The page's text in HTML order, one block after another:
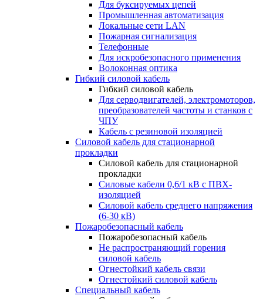
Для буксируемых цепей
Промышленная автоматизация
Локальные сети LAN
Пожарная сигнализация
Телефонные
Для искробезопасного применения
Волоконная оптика
Гибкий силовой кабель
Гибкий силовой кабель
Для серводвигателей, электромоторов,
преобразователей частоты и станков с
ЧПУ
Кабель с резиновой изоляцией
Силовой кабель для стационарной
прокладки
Силовой кабель для стационарной
прокладки
Силовые кабели 0,6/1 кВ с ПВХ-
изоляцией
Силовой кабель среднего напряжения
(6-30 кВ)
Пожаробезопасный кабель
Пожаробезопасный кабель
Не распространяющий горения
силовой кабель
Огнестойкий кабель связи
Огнестойкий силовой кабель
Специальный кабель